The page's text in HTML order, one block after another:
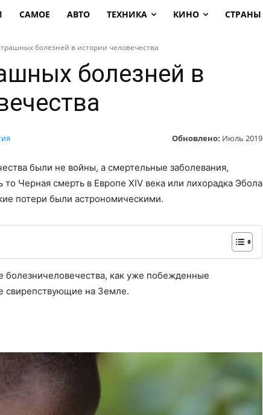
САМОЕ АВТО ТЕХНИКА КИНО СТРАНЫ
болезней в истории человечества
болезней в
Обновлено: Июль 2019
были не войны, а смертельные заболевания,
Черная смерть в Европе XIV века или лихорадка Эбола
потери были астрономическими.
как уже побежденные
свирепствующие на Земле.